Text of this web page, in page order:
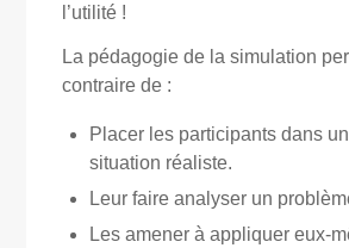
l’utilité !
La pédagogie de la simulation
contraire de :
Placer les participants dans
situation réaliste.
Leur faire analyser un
Les amener à appliquer eux-